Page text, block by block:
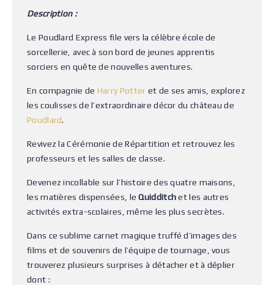
Description :
Le Poudlard Express file vers la célèbre école de
sorcellerie, avec à son bord de jeunes apprentis
sorciers en quête de nouvelles aventures.
En compagnie de Harry Potter et de ses amis, explorez
les coulisses de l’extraordinaire décor du château de
Poudlard.
Revivez la Cérémonie de Répartition et retrouvez les
professeurs et les salles de classe.
Devenez incollable sur l’histoire des quatre maisons,
les matières dispensées, leQuidditchet les autres
activités extra-scolaires, même les plus secrètes.
Dans ce sublime carnet magique truffé d’images des
films et de souvenirs de l’équipe de tournage, vous
trouverez plusieurs surprises à détacher et à déplier
dont :